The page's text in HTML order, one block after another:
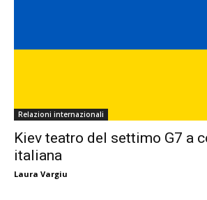
Relazioni internazionali
Kiev teatro del settimo G7 a
italiana
Laura Vargiu